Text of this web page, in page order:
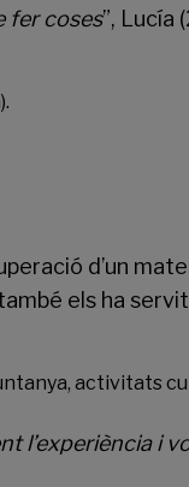
fer coses”, Lucía
d’un
els ha
activitats
l’experiència i